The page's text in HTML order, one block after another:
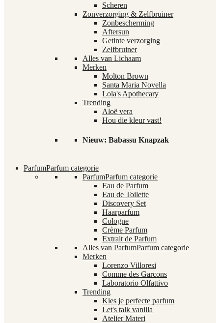
Scheren
Zonverzorging & Zelfbruiner
Zonbescherming
Aftersun
Getinte verzorging
Zelfbruiner
Alles van Lichaam
Merken
Molton Brown
Santa Maria Novella
Lola's Apothecary
Trending
Aloë vera
Hou die kleur vast!
Nieuw: Babassu Knapzak
ParfumParfum categorie
ParfumParfum categorie
Eau de Parfum
Eau de Toilette
Discovery Set
Haarparfum
Cologne
Crème Parfum
Extrait de Parfum
Alles van ParfumParfum categorie
Merken
Lorenzo Villoresi
Comme des Garcons
Laboratorio Olfattivo
Trending
Kies je perfecte parfum
Let's talk vanilla
Atelier Materi